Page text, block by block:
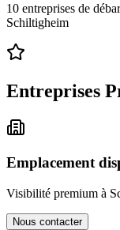
10 entreprises de
Schiltigheim
Entreprises
Emplacement
Visibilité premium à
Nous contacter